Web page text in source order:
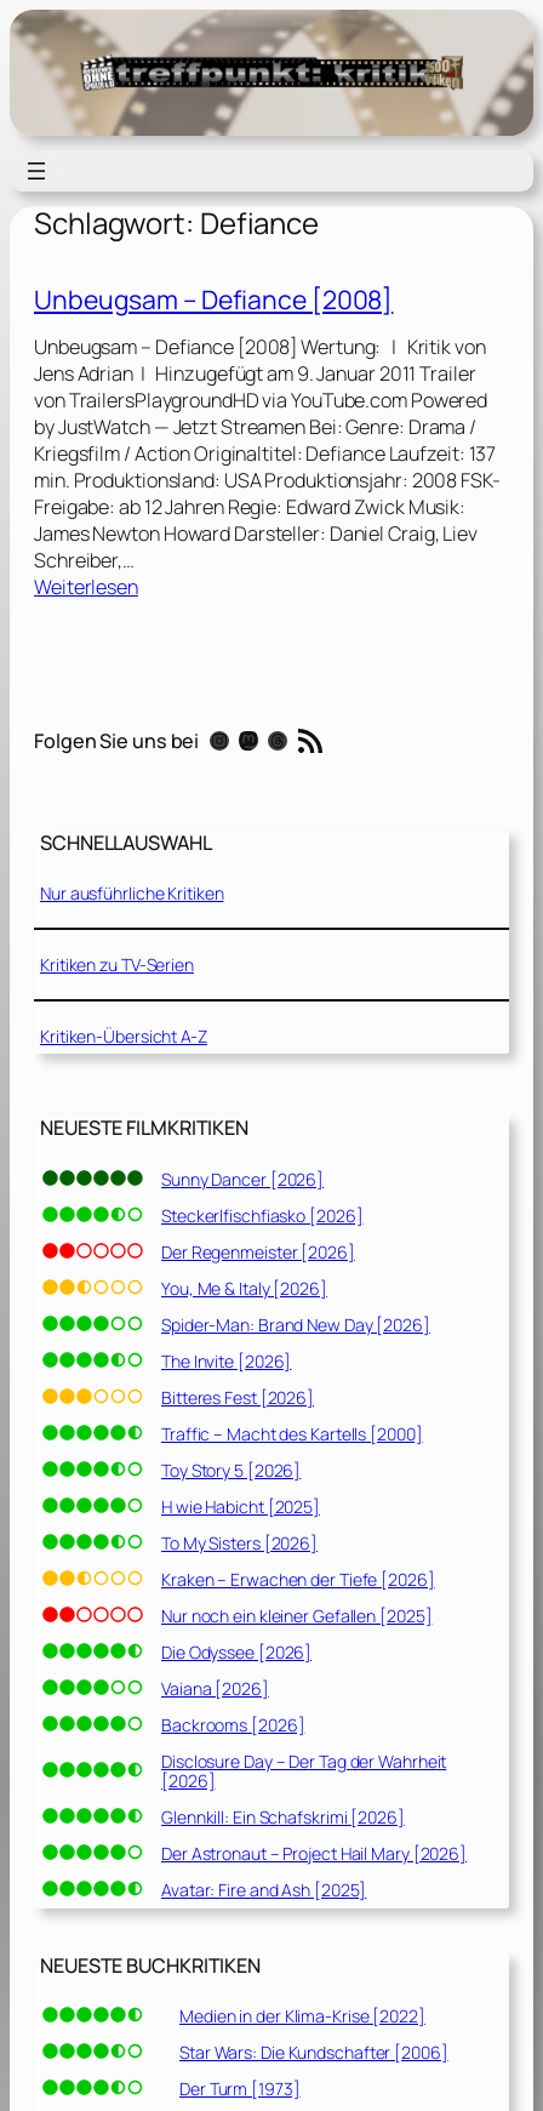
Zum
Inhalt
springen
Schlagwort: Defiance
Unbeugsam – Defiance [2008]
Unbeugsam – Defiance [2008] Wertung: | Kritik von
Jens Adrian | Hinzugefügt am 9. Januar 2011 Trailer
von TrailersPlaygroundHD via YouTube.com Powered
by JustWatch — Jetzt Streamen Bei: Genre: Drama /
Kriegsfilm / Action Originaltitel: Defiance Laufzeit: 137
min. Produktionsland: USA Produktionsjahr: 2008 FSK-
Freigabe: ab 12 Jahren Regie: Edward Zwick Musik:
James Newton Howard Darsteller: Daniel Craig, Liev
Schreiber,…
Weiterlesen:
g
–
e
f
i
c
e
2
0
]
Folgen Sie uns bei Instagram Mastodon Threads RSS-Feed
SCHNELLAUSWAHL
Nur ausführliche Kritiken
Kritiken zu TV-Serien
Kritiken-Übersicht A-Z
NEUESTE FILMKRITIKEN
Sunny Dancer [2026]
Steckerlfischfiasko [2026]
Der Regenmeister [2026]
You, Me & Italy [2026]
Spider-Man: Brand New Day [2026]
The Invite [2026]
Bitteres Fest [2026]
Traffic – Macht des Kartells [2000]
Toy Story 5 [2026]
H wie Habicht [2025]
To My Sisters [2026]
Kraken – Erwachen der Tiefe [2026]
Nur noch ein kleiner Gefallen [2025]
Die Odyssee [2026]
Vaiana [2026]
Backrooms [2026]
Disclosure Day – Der Tag der Wahrheit
[2026]
Glennkill: Ein Schafskrimi [2026]
Der Astronaut – Project Hail Mary [2026]
Avatar: Fire and Ash [2025]
NEUESTE BUCHKRITIKEN
Medien in der Klima-Krise [2022]
Star Wars: Die Kundschafter [2006]
Der Turm [1973]